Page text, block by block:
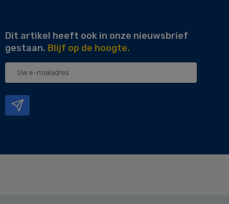
Dit artikel heeft ook in onze nieuwsbrief
gestaan. Blijf op de hoogte.
Uw